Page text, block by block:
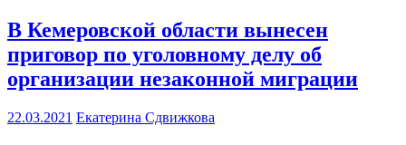
В Кемеровской области вынесен
приговор по уголовному делу об
организации незаконной миграции
22.03.2021 Екатерина Сдвижкова